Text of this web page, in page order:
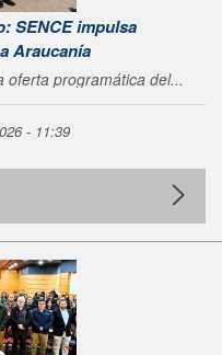
SENCE impulsa
Araucanía
oferta programática del...
- 11:39